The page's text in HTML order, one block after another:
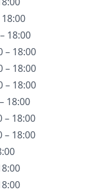
18:00
– 18:00
– 18:00
– 18:00
18:00
– 18:00
– 18:00